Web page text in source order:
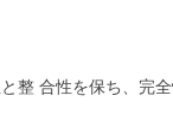
合性を保ち、完